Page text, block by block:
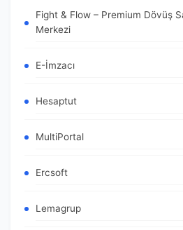
Fight & Flow – Premium Dövüş
Merkezi
E-İmzacı
Hesaptut
MultiPortal
Ercsoft
Lemagrup